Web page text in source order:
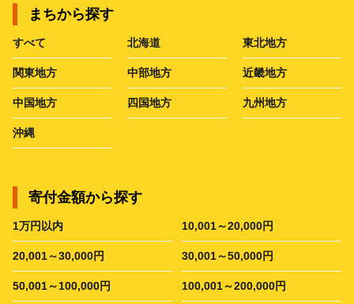
まちから探す
すべて 北海道 東北地方
関東地方 中部地方 近畿地方
中国地方 四国地方 九州地方
沖縄
寄付金額から探す
1万円以内 10,001～20,000円
20,001～30,000円 30,001～50,000円
50,001～100,000円 100,001～200,000円